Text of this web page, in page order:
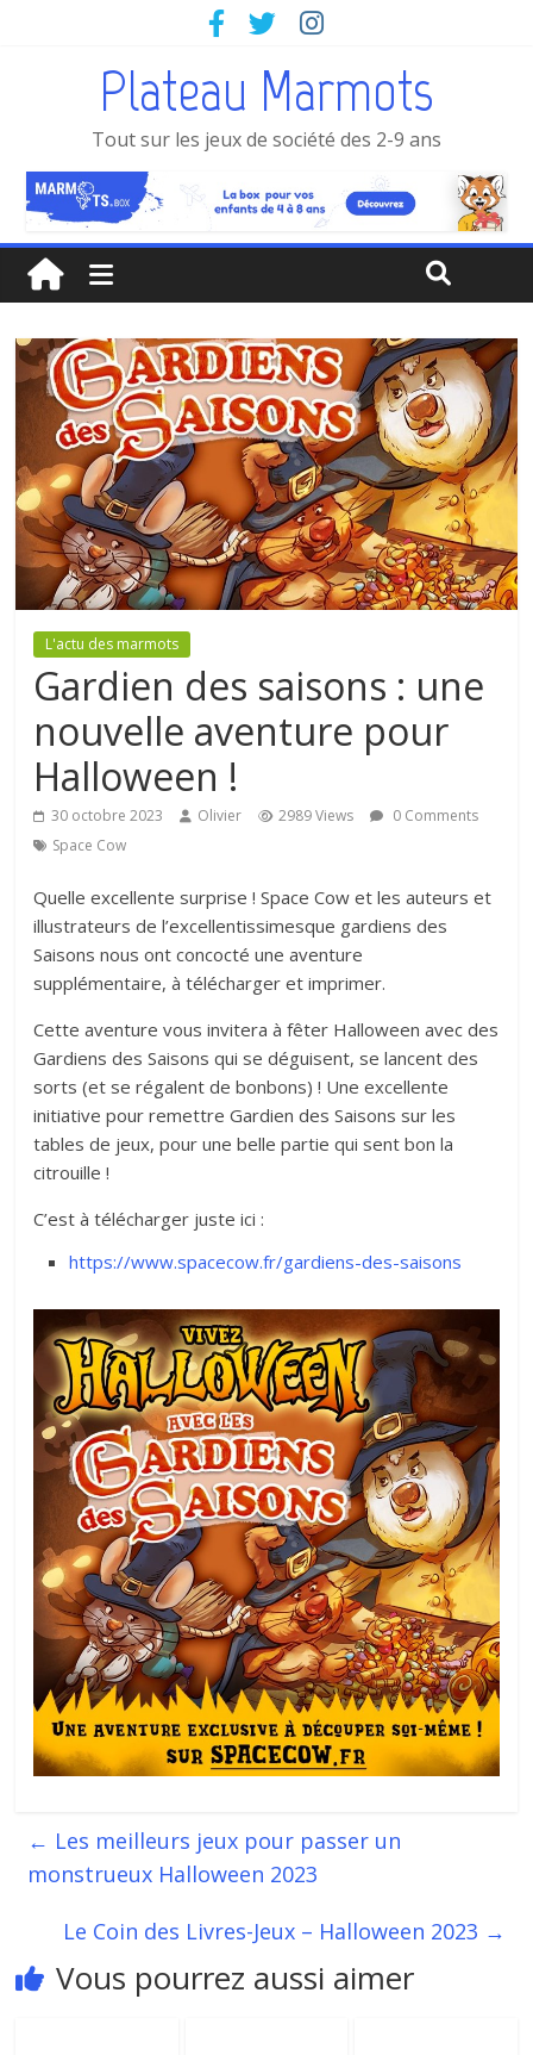
Plateau Marmots
Tout sur les jeux de société des 2-9 ans
L'actu des marmots
Gardien des saisons : une
nouvelle aventure pour
Halloween !
30 octobre 2023 Olivier 2989 Views
0 Comments
Space Cow
Quelle excellente surprise ! Space Cow et les auteurs et
illustrateurs de l’excellentissimesque gardiens des
Saisons nous ont concocté une aventure
supplémentaire, à télécharger et imprimer.
Cette aventure vous invitera à fêter Halloween avec des
Gardiens des Saisons qui se déguisent, se lancent des
sorts (et se régalent de bonbons) ! Une excellente
initiative pour remettre Gardien des Saisons sur les
tables de jeux, pour une belle partie qui sent bon la
citrouille !
C’est à télécharger juste ici :
https://www.spacecow.fr/gardiens-des-saisons
← Les meilleurs jeux pour passer un
monstrueux Halloween 2023
Le Coin des Livres-Jeux – Halloween 2023 →
Vous pourrez aussi aimer